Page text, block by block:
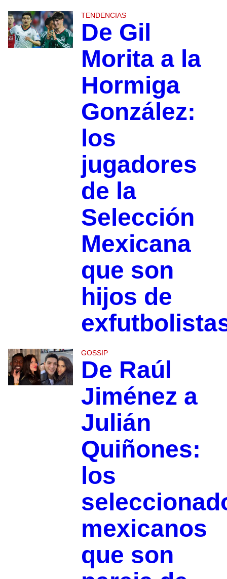
TENDENCIAS
De Gil
Morita a la
Hormiga
González:
los
jugadores
de la
Selección
Mexicana
que son
hijos de
GOSSIP
De Raúl
Jiménez a
Julián
Quiñones:
los
mexicanos
que son